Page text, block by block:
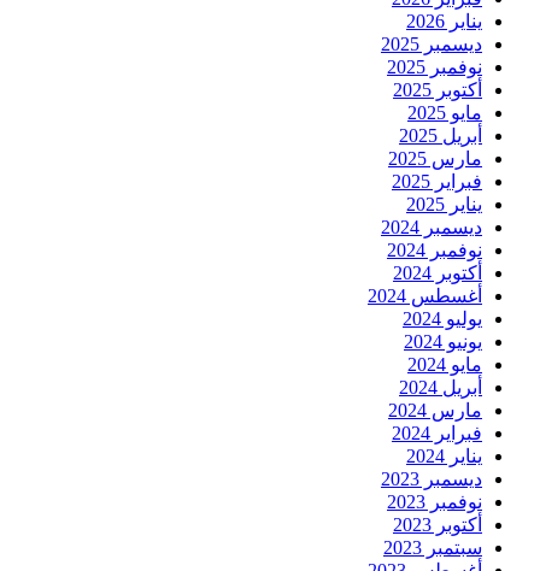
يناير 2026
ديسمبر 2025
نوفمبر 2025
أكتوبر 2025
مايو 2025
أبريل 2025
مارس 2025
فبراير 2025
يناير 2025
ديسمبر 2024
نوفمبر 2024
أكتوبر 2024
أغسطس 2024
يوليو 2024
يونيو 2024
مايو 2024
أبريل 2024
مارس 2024
فبراير 2024
يناير 2024
ديسمبر 2023
نوفمبر 2023
أكتوبر 2023
سبتمبر 2023